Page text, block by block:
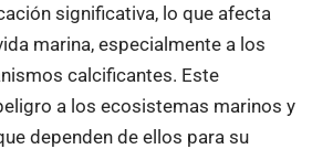
significativa, lo que afecta
marina, especialmente a los
calcificantes. Este
a los ecosistemas marinos y
dependen de ellos para su